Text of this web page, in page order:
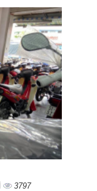
3797